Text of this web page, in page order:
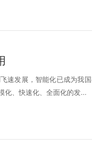
速发展，智能化已成为我
化、快速化、全面化的发...